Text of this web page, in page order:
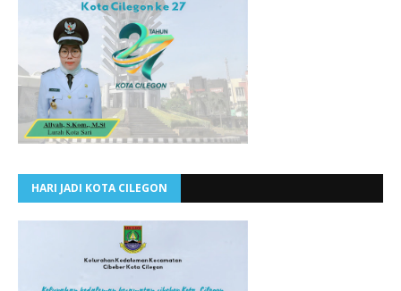
HARI JADI KOTA CILEGON